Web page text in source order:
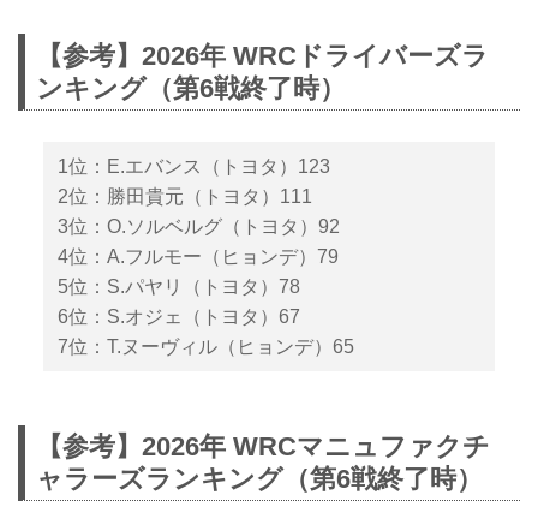
【参考】2026年 WRCドライバーズラ
ンキング（第6戦終了時）
1位：E.エバンス（トヨタ）123
2位：勝田貴元（トヨタ）111
3位：O.ソルベルグ（トヨタ）92
4位：A.フルモー（ヒョンデ）79
5位：S.パヤリ（トヨタ）78
6位：S.オジェ（トヨタ）67
7位：T.ヌーヴィル（ヒョンデ）65
【参考】2026年 WRCマニュファクチ
ャラーズランキング（第6戦終了時）